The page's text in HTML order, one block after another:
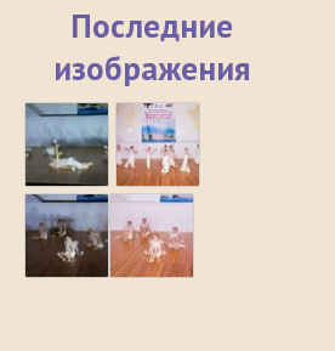
Последние
изображения